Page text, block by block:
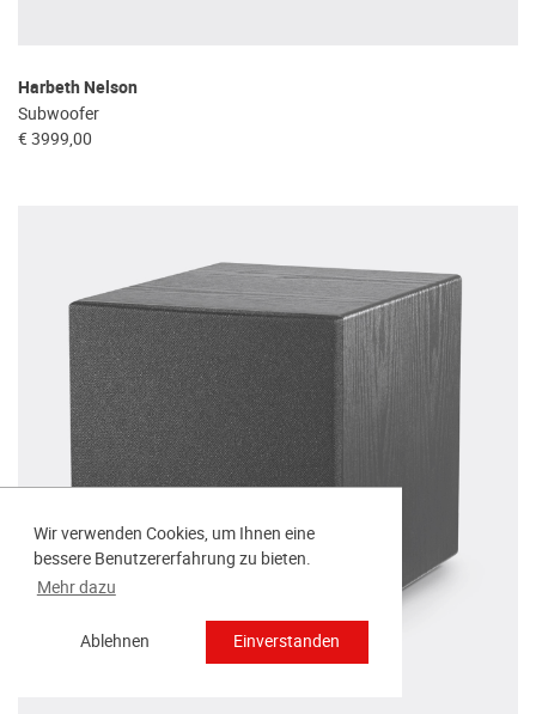
Wir verwenden Cookies, um Ihnen eine
bessere Benutzererfahrung zu bieten.
Mehr dazu
Ablehnen Einverstanden
Harbeth Nelson
Subwoofer
€ 3999,00